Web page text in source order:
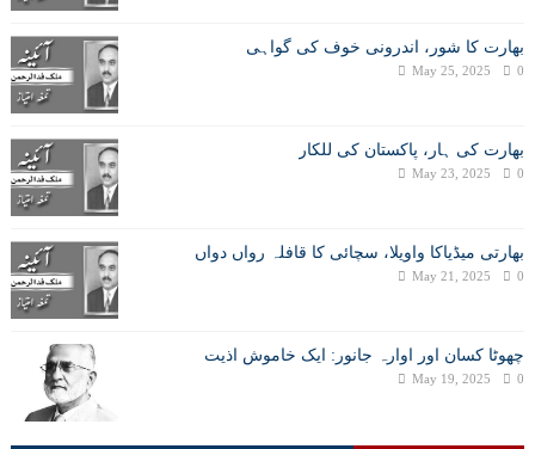
بھارت کا شور، اندرونی خوف کی گواہی
May 25, 2025 0
بھارت کی ہار، پاکستان کی للکار
May 23, 2025 0
بھارتی میڈیاکا واویلا، سچائی کا قافلہ رواں دواں
May 21, 2025 0
چھوٹا کسان اور اوارہ جانور: ایک خاموش اذیت
May 19, 2025 0